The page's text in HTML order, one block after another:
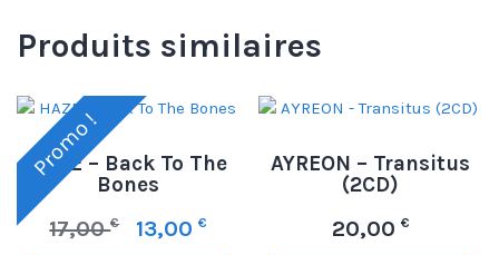
Produits similaires
Promo !
HAZE – Back To The
Bones
17,00€ 13,00€
AYREON – Transitus
(2CD)
20,00 €